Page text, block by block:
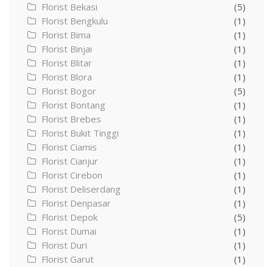
Florist Bekasi
(5)
Florist Bengkulu
(1)
Florist Bima
(1)
Florist Binjai
(1)
Florist Blitar
(1)
Florist Blora
(1)
Florist Bogor
(5)
Florist Bontang
(1)
Florist Brebes
(1)
Florist Bukit Tinggi
(1)
Florist Ciamis
(1)
Florist Cianjur
(1)
Florist Cirebon
(1)
Florist Deliserdang
(1)
Florist Denpasar
(1)
Florist Depok
(5)
Florist Dumai
(1)
Florist Duri
(1)
Florist Garut
(1)